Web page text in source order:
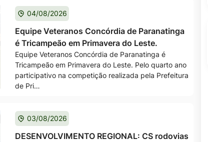
04/08/2026
Equipe Veteranos Concórdia de Paranatinga
é Tricampeão em Primavera do Leste.
Equipe Veteranos Concórdia de Paranatinga é
Tricampeão em Primavera do Leste. Pelo quarto ano
participativo na competição realizada pela Prefeitura
de Pri…
03/08/2026
DESENVOLVIMENTO REGIONAL: CS rodovias